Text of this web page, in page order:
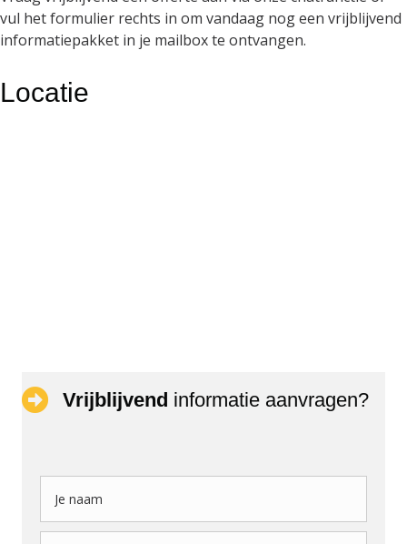
vul het formulier rechts in om vandaag nog een vrijblijvend
informatiepakket in je mailbox te ontvangen.
Locatie
Vrijblijvend informatie aanvragen?